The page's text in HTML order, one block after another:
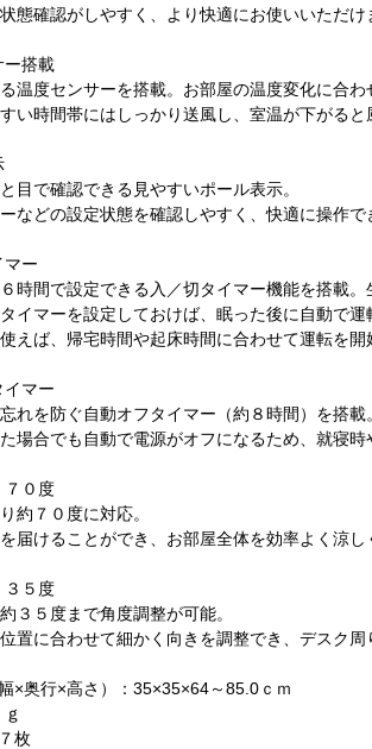
態確認がしやすく、より快適にお使いいただけ
搭載
温度センサーを搭載。お部屋の温度変化に合
い時間帯にはしっかり送風し、室温が下がる
目で確認できる見やすいポール表示。
などの設定状態を確認しやすく、快適に操作で
ー
時間で設定できる入／切タイマー機能を搭載
イマーを設定しておけば、眠った後に自動で
えば、帰宅時間や起床時間に合わせて運転を
マー
れを防ぐ自動オフタイマー（約８時間）を搭載。
場合でも自動で電源がオフになるため、就寝時
０度
約７０度に対応。
届けることができ、お部屋全体を効率よく涼
５度
３５度まで角度調整が可能。
置に合わせて細かく向きを調整でき、デスク
×奥行×高さ）：35×35×64～85.0ｃｍ
枚